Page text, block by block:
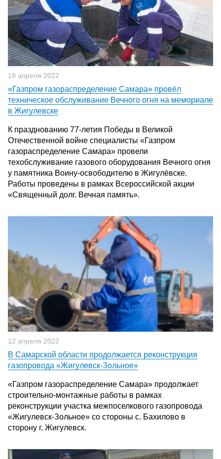
18 апреля 2022
«Газпром газораспределение Самара» провёл
техническое обслуживание Вечного огня на мемориале
в Жигулевске
К празднованию 77-летия Победы в Великой
Отечественной войне специалисты «Газпром
газораспределение Самара» провели
техобслуживание газового оборудования Вечного огня
у памятника Воину-освободителю в Жигулёвске.
Работы проведены в рамках Всероссийской акции
«Священный долг. Вечная память».
12 апреля 2022
В Самарской области продолжается реконструкция
газопровода «Жигулевск-Зольное»
«Газпром газораспределение Самара» продолжает
строительно-монтажные работы в рамках
реконструкции участка межпоселкового газопровода
«Жигулевск-Зольное» со стороны с. Бахилово в
сторону г. Жигулевск.